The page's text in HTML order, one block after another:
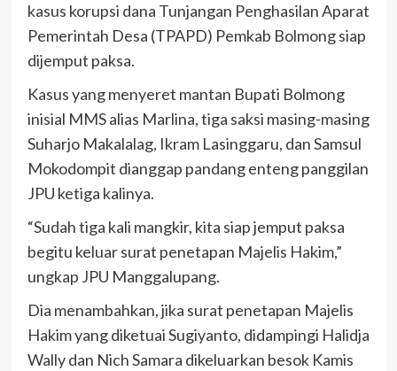
kasus korupsi dana Tunjangan Penghasilan Aparat
Pemerintah Desa (TPAPD) Pemkab Bolmong siap
dijemput paksa.
Kasus yang menyeret mantan Bupati Bolmong
inisial MMS alias Marlina, tiga saksi masing-masing
Suharjo Makalalag, Ikram Lasinggaru, dan Samsul
Mokodompit dianggap pandang enteng panggilan
JPU ketiga kalinya.
“Sudah tiga kali mangkir, kita siap jemput paksa
begitu keluar surat penetapan Majelis Hakim,”
ungkap JPU Manggalupang.
Dia menambahkan, jika surat penetapan Majelis
Hakim yang diketuai Sugiyanto, didampingi Halidja
Wally dan Nich Samara dikeluarkan besok Kamis